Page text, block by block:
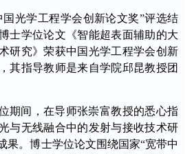
国光学工程学会创新论文奖”评选结
士学位论文《智能超表面辅助的大
研究》荣获中国光学工程学会创新
其指导教师是来自学院邱昆教授团
期间，在导师张崇富教授的悉心指
与无线融合中的发射与接收技术研
果。博士学位论文围绕国家“宽带中